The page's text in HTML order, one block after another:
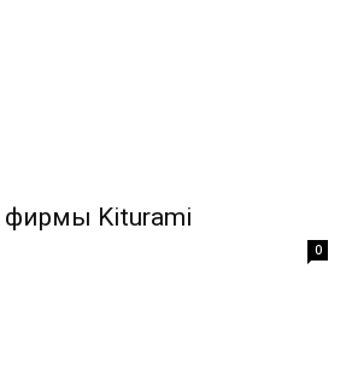
фирмы Kiturami
0